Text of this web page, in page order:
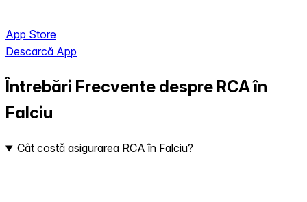
App Store
Descarcă App
Întrebări Frecvente despre RCA în
Falciu
Cât costă asigurarea RCA în Falciu?